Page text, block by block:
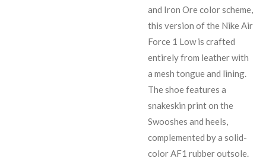
and Iron Ore color scheme,
this version of the Nike Air
Force 1 Low is crafted
entirely from leather with
a mesh tongue and lining.
The shoe features a
snakeskin print on the
Swooshes and heels,
complemented by a solid-
color AF1 rubber outsole.